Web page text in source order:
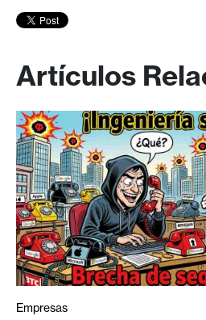
Artículos
Empresas